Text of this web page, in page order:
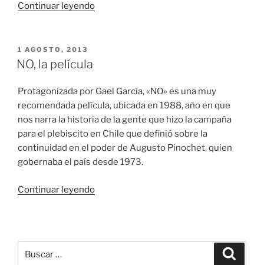
Continuar leyendo«Rutilio
altares»
PUBLICADO
EL
1 AGOSTO, 2013
NO, la película
Protagonizada por Gael García, «NO» es una muy
recomendada película, ubicada en 1988, año en que
nos narra la historia de la gente que hizo la campaña
para el plebiscito en Chile que definió sobre la
continuidad en el poder de Augusto Pinochet, quien
gobernaba el país desde 1973.
Continuar leyendo«NO,
por: